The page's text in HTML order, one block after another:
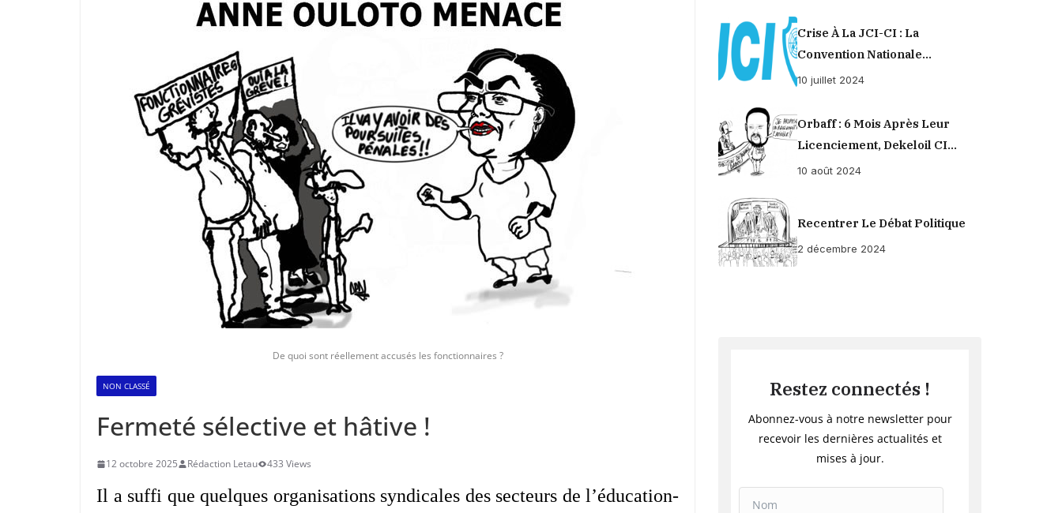
De quoi sont réellement accusés les fonctionnaires ?
NON CLASSÉ
Fermeté sélective et hâtive !
12 octobre 2025 Rédaction Letau 433 Views
Il a suffi que quelques organisations syndicales des secteurs de l’éducation-
Crise À La JCI-CI : La
Convention Nationale
Provisoirement Suspendue
10 juillet 2024
Orbaff : 6 Mois Après Leur
Licenciement, Dekeloil CI
Propose À Ses Ex-Ouvriers Un
10 août 2024
Recentrer Le Débat Politique
2 décembre 2024
Restez connectés !
Abonnez-vous à notre newsletter pour
recevoir les dernières actualités et
mises à jour.